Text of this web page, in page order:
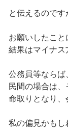
と伝えるのです
お願いしたこと
結果はマイナス
公務員等ならば
民間の場合は
命取りとなり、
私の偏見かもし